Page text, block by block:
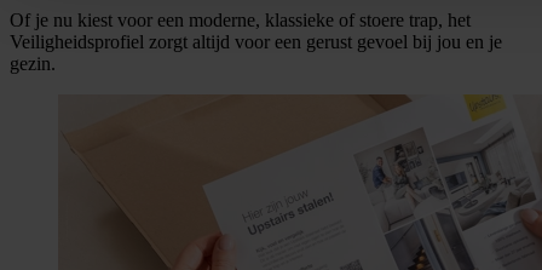
Of je nu kiest voor een moderne, klassieke of stoere trap, het
Veiligheidsprofiel zorgt altijd voor een gerust gevoel bij jou en je
gezin.